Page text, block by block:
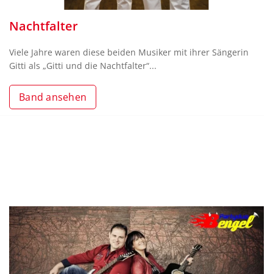
Nachtfalter
Viele Jahre waren diese beiden Musiker mit ihrer Sängerin
Gitti als „Gitti und die Nachtfalter“...
Band ansehen